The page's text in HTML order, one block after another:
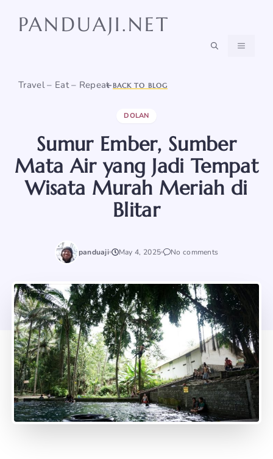
PANDUAJI.NET
Travel – Eat – Repeat
MENU
BACK TO BLOG
DOLAN
Sumur Ember, Sumber
Mata Air yang Jadi Tempat
Wisata Murah Meriah di
Blitar
panduaji May 4, 2025 No comments